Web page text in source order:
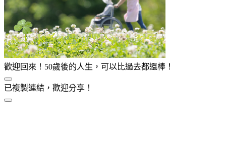
歡迎回來！50歲後的人生，可以比過去都還棒！
已複製連結，歡迎分享！